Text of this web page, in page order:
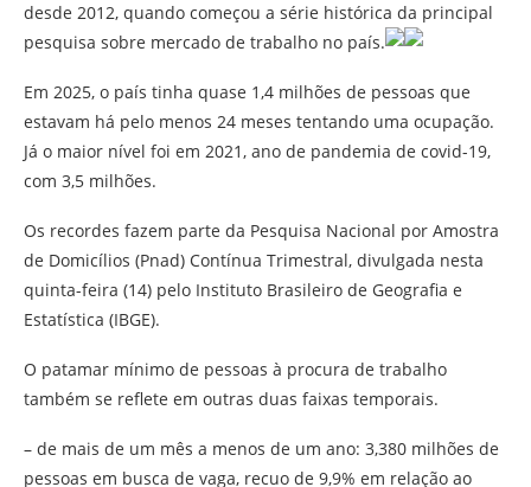
desde 2012, quando começou a série histórica da principal
pesquisa sobre mercado de trabalho no país.
Em 2025, o país tinha quase 1,4 milhões de pessoas que
estavam há pelo menos 24 meses tentando uma ocupação.
Já o maior nível foi em 2021, ano de pandemia de covid-19,
com 3,5 milhões.
Os recordes fazem parte da Pesquisa Nacional por Amostra
de Domicílios (Pnad) Contínua Trimestral, divulgada nesta
quinta-feira (14) pelo Instituto Brasileiro de Geografia e
Estatística (IBGE).
O patamar mínimo de pessoas à procura de trabalho
também se reflete em outras duas faixas temporais.
– de mais de um mês a menos de um ano: 3,380 milhões de
pessoas em busca de vaga, recuo de 9,9% em relação ao